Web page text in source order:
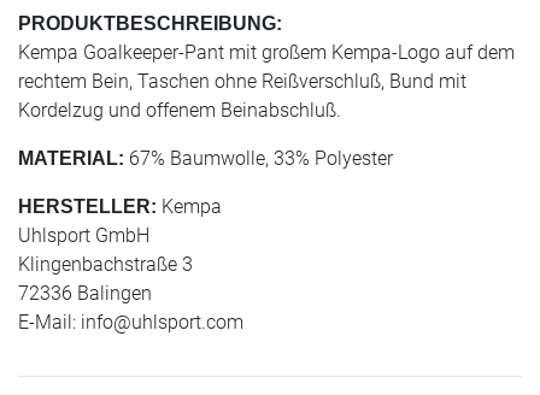
PRODUKTBESCHREIBUNG:
Kempa Goalkeeper-Pant mit großem Kempa-Logo auf dem
rechtem Bein, Taschen ohne Reißverschluß, Bund mit
Kordelzug und offenem Beinabschluß.
MATERIAL: 67% Baumwolle, 33% Polyester
HERSTELLER: Kempa
Uhlsport GmbH
Klingenbachstraße 3
72336 Balingen
E-Mail: info@uhlsport.com